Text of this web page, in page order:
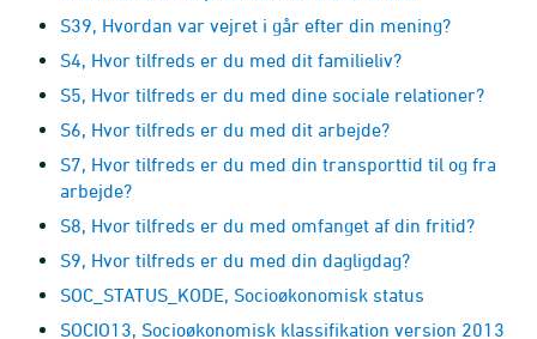
S39, Hvordan var vejret i går efter din mening?
S4, Hvor tilfreds er du med dit familieliv?
S5, Hvor tilfreds er du med dine sociale relationer?
S6, Hvor tilfreds er du med dit arbejde?
S7, Hvor tilfreds er du med din transporttid til og fra
arbejde?
S8, Hvor tilfreds er du med omfanget af din fritid?
S9, Hvor tilfreds er du med din dagligdag?
SOC_STATUS_KODE, Socioøkonomisk status
SOCIO13, Socioøkonomisk klassifikation version 2013